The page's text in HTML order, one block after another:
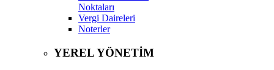
Noktaları
Vergi Daireleri
Noterler
YEREL YÖNETİM